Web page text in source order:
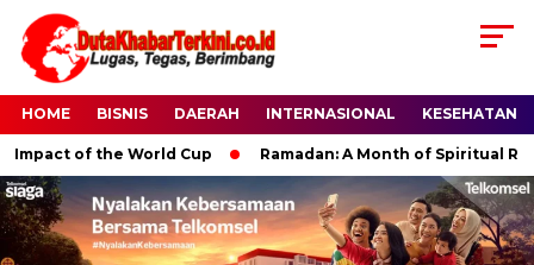
HOME BISNIS DAERAH INTERNASIONAL KESEHATAN
of the World Cup Ramadan: A Month of Spiritual